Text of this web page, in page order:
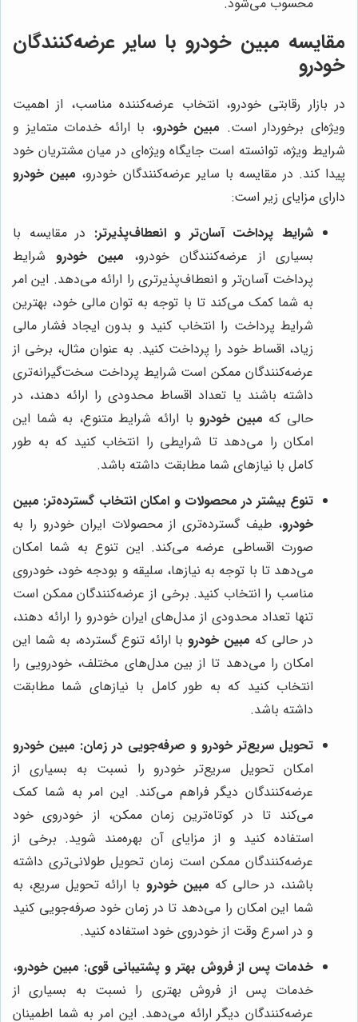
مقایسه مبین خودرو با سایر عرضه‌کنندگان
خودرو
در بازار رقابتی خودرو، انتخاب عرضه‌کننده مناسب، از اهمیت
ویژه‌ای برخوردار است. مبین خودرو، با ارائه خدمات متمایز و
شرایط ویژه، توانسته است جایگاه ویژه‌ای در میان مشتریان خود
پیدا کند. در مقایسه با سایر عرضه‌کنندگان خودرو، مبین خودرو
دارای مزایای زیر است:
شرایط پرداخت آسان‌تر و انعطاف‌پذیرتر: در مقایسه با
بسیاری از عرضه‌کنندگان خودرو، مبین خودرو شرایط
پرداخت آسان‌تر و انعطاف‌پذیرتری را ارائه می‌دهد. این امر
به شما کمک می‌کند تا با توجه به توان مالی خود، بهترین
شرایط پرداخت را انتخاب کنید و بدون ایجاد فشار مالی
زیاد، اقساط خود را پرداخت کنید. به عنوان مثال، برخی از
عرضه‌کنندگان ممکن است شرایط پرداخت سخت‌گیرانه‌تری
داشته باشند یا تعداد اقساط محدودی را ارائه دهند، در
حالی که مبین خودروبا ارائه شرایط متنوع، به شما این
امکان را می‌دهد تا شرایطی را انتخاب کنید که به طور
کامل با نیازهای شما مطابقت داشته باشد.
تنوع بیشتر در محصولات و امکان انتخاب گسترده‌تر: مبین
خودرو، طیف گسترده‌تری از محصولات ایران خودرو را به
صورت اقساطی عرضه می‌کند. این تنوع به شما امکان
می‌دهد تا با توجه به نیازها، سلیقه و بودجه خود، خودروی
مناسب را انتخاب کنید. برخی از عرضه‌کنندگان ممکن است
تنها تعداد محدودی از مدل‌های ایران خودرو را ارائه دهند،
در حالی که مبین خودروبا ارائه تنوع گسترده، به شما این
امکان را می‌دهد تا از بین مدل‌های مختلف، خودرویی را
انتخاب کنید که به طور کامل با نیازهای شما مطابقت
داشته باشد.
تحویل سریع‌تر خودرو و صرفه‌جویی در زمان: مبین خودرو
امکان تحویل سریع‌تر خودرو را نسبت به بسیاری از
عرضه‌کنندگان دیگر فراهم می‌کند. این امر به شما کمک
می‌کند تا در کوتاه‌ترین زمان ممکن، از خودروی خود
استفاده کنید و از مزایای آن بهره‌مند شوید. برخی از
عرضه‌کنندگان ممکن است زمان تحویل طولانی‌تری داشته
باشند، در حالی که مبین خودرو با ارائه تحویل سریع، به
شما این امکان را می‌دهد تا در زمان خود صرفه‌جویی کنید
و در اسرع وقت از خودروی خود استفاده کنید.
خدمات پس از فروش بهتر و پشتیبانی قوی: مبین خودرو،
خدمات پس از فروش بهتری را نسبت به بسیاری از
عرضه‌کنندگان دیگر ارائه می‌دهد. این امر به شما اطمینان